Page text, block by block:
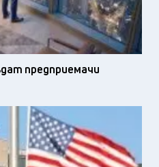
предприемачи